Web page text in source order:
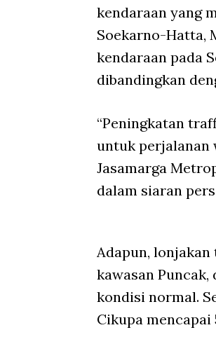
kendaraan yang
Soekarno-Hatta,
kendaraan pada
dibandingkan
“Peningkatan
untuk perjalanan
Jasamarga
dalam siaran
Adapun,
kawasan Puncak,
kondisi normal.
Cikupa mencapai